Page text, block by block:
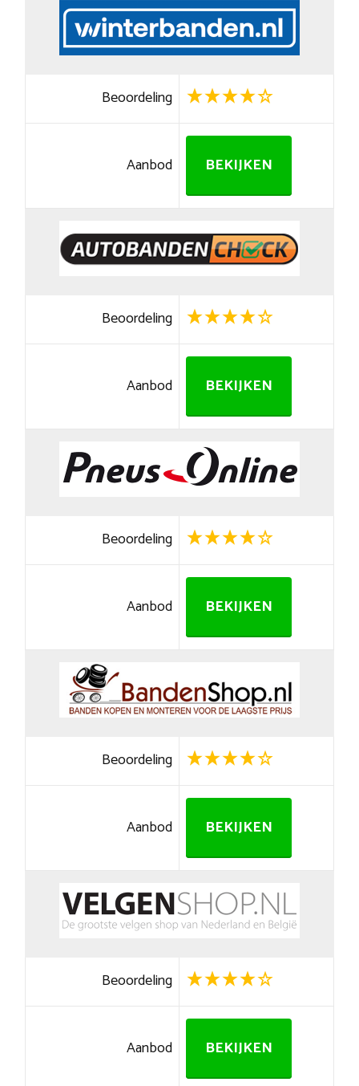
Beoordeling
Aanbod BEKIJKEN
Beoordeling
Aanbod BEKIJKEN
Beoordeling
Aanbod BEKIJKEN
Beoordeling
Aanbod BEKIJKEN
Beoordeling
Aanbod BEKIJKEN